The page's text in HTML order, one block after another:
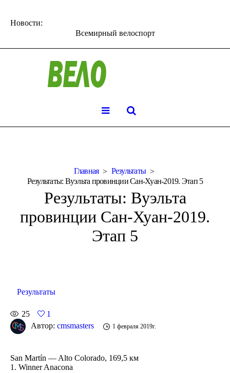
Новости:
Всемирный велоспорт
Главная
Результаты
Результаты: Вуэльта провинции Сан-Хуан-2019. Этап 5
Результаты: Вуэльта
провинции Сан-Хуан-2019.
Этап 5
Результаты
25
1
Автор: cmsmasters 1 февраля 2019г.
San Martín — Alto Colorado, 169,5 км
1. Winner Anacona